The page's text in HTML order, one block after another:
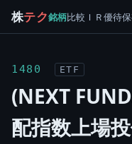
株テク銘柄比較 ＩＲ優待
1480 ETF
(NEXT
配指数上場